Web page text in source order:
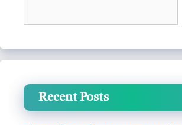
Recent Posts